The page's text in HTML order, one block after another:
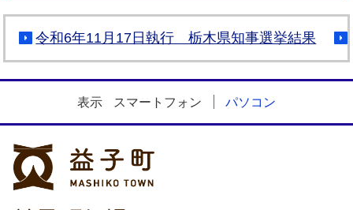
令和6年11月17日執行 栃木県知事選挙結果
表示 スマートフォン パソコン